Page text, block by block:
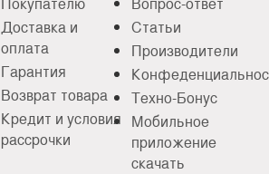
Доставка и
оплата
Гарантия
Возврат товара
Кредит и условия
рассрочки
Статьи
Производители
Техно-Бонус
Мобильное
приложение
скачать